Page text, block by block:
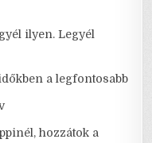
ilyen. Legyél
a legfontosabb
hozzátok a